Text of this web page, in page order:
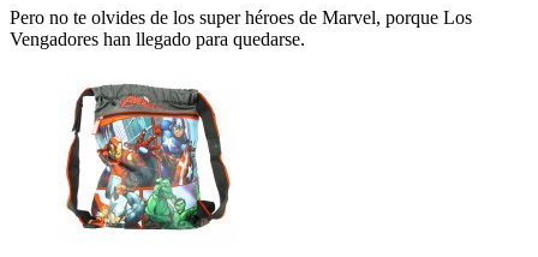
Pero no te olvides de los super héroes de Marvel, porque Los
Vengadores han llegado para quedarse.